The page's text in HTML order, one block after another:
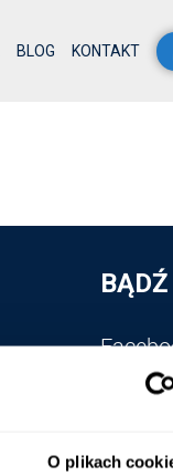
O plikach
BLOG KONTAKT